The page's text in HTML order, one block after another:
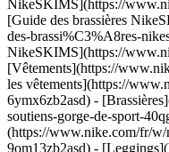
NikeSKIMS](https://
[Guide des brassières
des-brassi%C3%A8res-
NikeSKIMS](https://
[Vêtements](https://
les vêtements](https://
6ymx6zb2asd) -
soutiens-gorge-de-sport-
(https://www.nike.com/fr/w/
9om13zb2asd) -